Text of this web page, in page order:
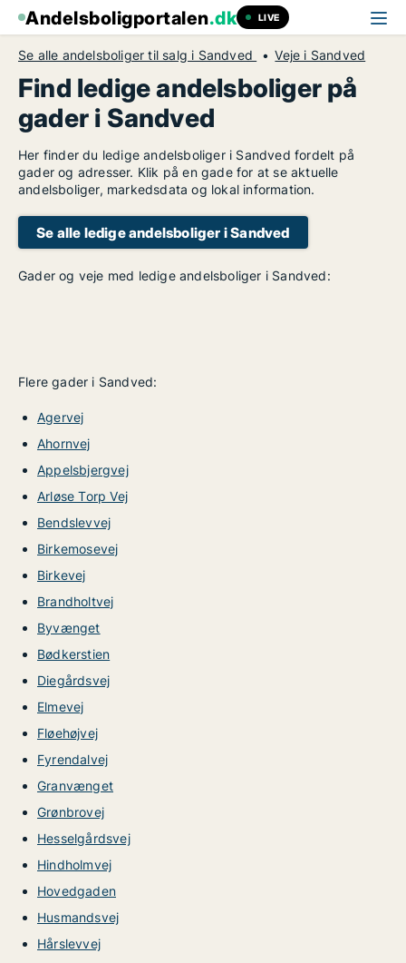
Andelsboligportalen.dk LIVE
Se alle andelsboliger til salg i Sandved Veje i Sandved
Find ledige andelsboliger på
gader i Sandved
Her finder du ledige andelsboliger i Sandved fordelt på
gader og adresser. Klik på en gade for at se aktuelle
andelsboliger, markedsdata og lokal information.
Se alle ledige andelsboliger i Sandved
Gader og veje med ledige andelsboliger i Sandved:
Flere gader i Sandved:
Agervej
Ahornvej
Appelsbjergvej
Arløse Torp Vej
Bendslevvej
Birkemosevej
Birkevej
Brandholtvej
Byvænget
Bødkerstien
Diegårdsvej
Elmevej
Fløehøjvej
Fyrendalvej
Granvænget
Grønbrovej
Hesselgårdsvej
Hindholmvej
Hovedgaden
Husmandsvej
Hårslevvej